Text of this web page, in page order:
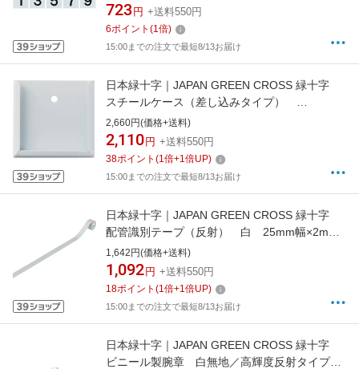
723 円 +送料550円
6ポイント (1倍)
15:00までの注文で最短8/13お届け
日本緑十字｜JAPAN GREEN CROSS 緑十字
スチールケース（差し込みタイプ）
50×50mm用 プレート別売 228040
2,660円(価格+送料)
2,110 円 +送料550円
38ポイント (1倍+1倍UP)
15:00までの注文で最短8/13お届け
日本緑十字｜JAPAN GREEN CROSS 緑十字
配管識別テープ（反射） 白 25mm幅×2m
ポリエステル 188301
1,642円(価格+送料)
1,092 円 +送料550円
18ポイント (1倍+1倍UP)
15:00までの注文で最短8/13お届け
日本緑十字｜JAPAN GREEN CROSS 緑十字
ビニール製腕章 白無地／高輝度反射タイプ